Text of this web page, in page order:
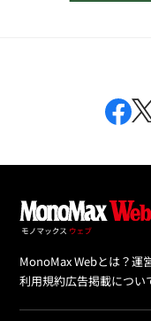
MonoMax Webとは？運
利用規約広告掲載につい